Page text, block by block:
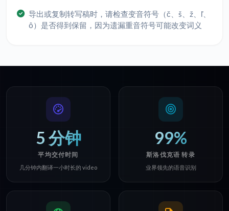
导出或复制转写稿时，请检查变音符号（č、š、ž、ľ、
ô）是否得到保留，因为遗漏重音符号可能改变词义
5 分钟
平均交付时间
几分钟内翻译一小时长的 video
99%
斯洛伐克语 转录
业界领先的语音识别